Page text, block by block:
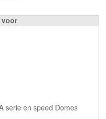
serie en speed Domes